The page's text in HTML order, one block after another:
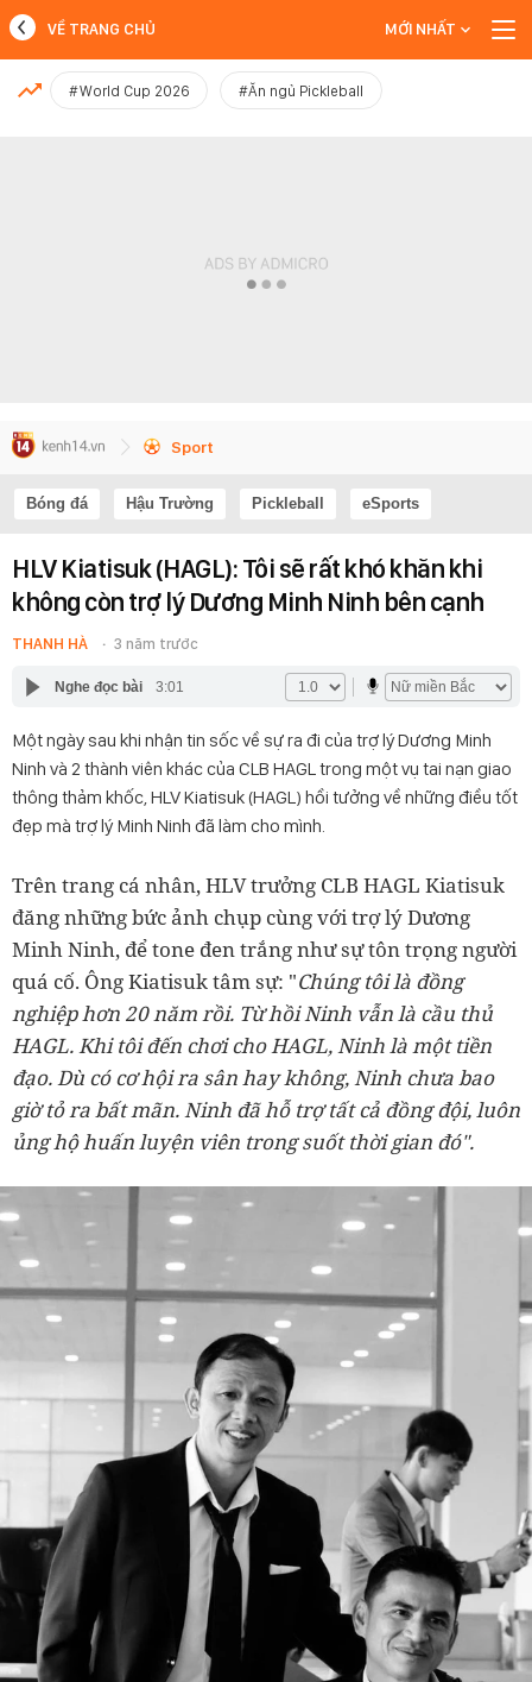
MỚI NHẤT
VỀ TRANG CHỦ MỚI NHẤT
#World Cup 2026 #Ăn ngủ Pickleball
Sport
Bóng đá Hậu Trường Pickleball eSports
HLV Kiatisuk (HAGL): Tôi sẽ rất khó khăn khi
không còn trợ lý Dương Minh Ninh bên cạnh
THANH HÀ 3 năm trước
Nghe đọc bài 3:01
Một ngày sau khi nhận tin sốc về sự ra đi của trợ lý Dương Minh
Ninh và 2 thành viên khác của CLB HAGL trong một vụ tai nạn giao
thông thảm khốc, HLV Kiatisuk (HAGL) hồi tưởng về những điều tốt
đẹp mà trợ lý Minh Ninh đã làm cho mình.
Trên trang cá nhân, HLV trưởng CLB HAGL Kiatisuk
đăng những bức ảnh chụp cùng với trợ lý Dương
Minh Ninh, để tone đen trắng như sự tôn trọng người
quá cố. Ông Kiatisuk tâm sự: "Chúng tôi là đồng
nghiệp hơn 20 năm rồi. Từ hồi Ninh vẫn là cầu thủ
HAGL. Khi tôi đến chơi cho HAGL, Ninh là một tiền
đạo. Dù có cơ hội ra sân hay không, Ninh chưa bao
giờ tỏ ra bất mãn. Ninh đã hỗ trợ tất cả đồng đội, luôn
ủng hộ huấn luyện viên trong suốt thời gian đó".